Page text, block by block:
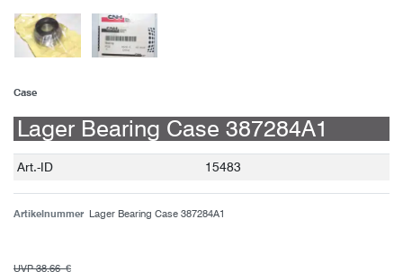
Case
Lager Bearing Case 387284A1
Technisches
Wert
Art.-ID 15483
Artikelnummer Lager Bearing Case 387284A1
UVP 38,66 €